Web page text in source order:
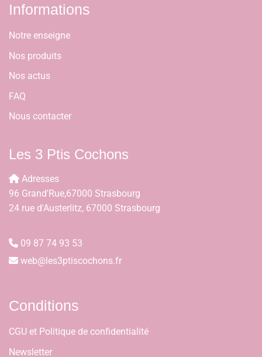
Informations
Notre enseigne
Nos produits
Nos actus
FAQ
Nous contacter
Les 3 Ptis Cochons
Adresses
96 Grand'Rue,67000 Strasbourg
24 rue d'Austerlitz, 67000 Strasbourg
09 87 74 93 53
web@les3ptiscochons.fr
Conditions
CGU et Politique de confidentialité
Newsletter